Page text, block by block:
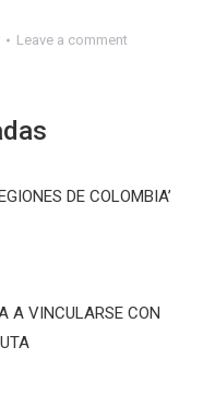
Leave a comment
DE COLOMBIA’
A VINCULARSE CON